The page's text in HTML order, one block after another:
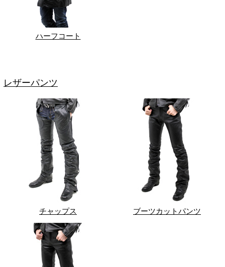
ハーフコート
レザーパンツ
チャップス ブーツカットパンツ